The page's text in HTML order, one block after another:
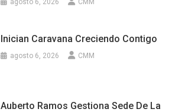
agosto 6, 2026 CMM
Inician Caravana Creciendo Contigo
agosto 6, 2026 CMM
Auberto Ramos Gestiona Sede De La